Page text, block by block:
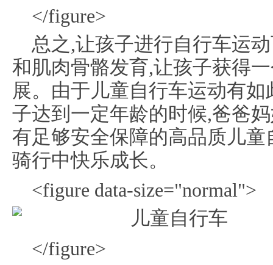
</figure>
总之,让孩子进行自行车运
和肌肉骨骼发育,让孩子获得
展。由于儿童自行车运动有
子达到一定年龄的时候,爸爸
有足够安全保障的高品质儿
骑行中快乐成长。
<figure data-size="normal">
</figure>